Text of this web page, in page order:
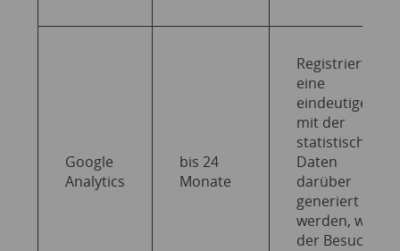
Google
Analytics
bis 24
Monate
Registriert
eine
eindeutige ID,
mit der
statistische
Daten
darüber
generiert
werden, wie
der Besucher